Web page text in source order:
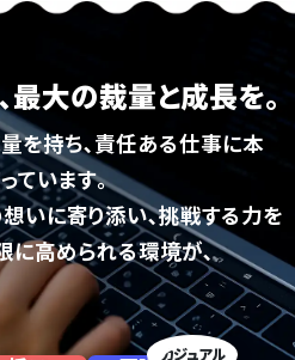
最大の裁量と成長を｡
を持ち､責任ある仕事に本
ています｡
いに寄り添い､挑戦する力を
に高められる環境が､
カジュアル